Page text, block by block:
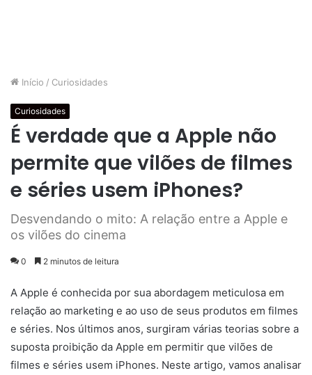
Início / Curiosidades
Curiosidades
É verdade que a Apple não
permite que vilões de filmes
e séries usem iPhones?
Desvendando o mito: A relação entre a Apple e
os vilões do cinema
0 2 minutos de leitura
A Apple é conhecida por sua abordagem meticulosa em
relação ao marketing e ao uso de seus produtos em filmes
e séries. Nos últimos anos, surgiram várias teorias sobre a
suposta proibição da Apple em permitir que vilões de
filmes e séries usem iPhones. Neste artigo, vamos analisar